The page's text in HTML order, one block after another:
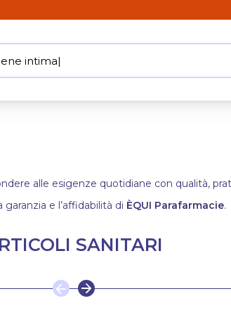
intima|
alle esigenze quotidiane con qualità,
e l’affidabilità di ÈQUI Parafarmacie.
SANITARI